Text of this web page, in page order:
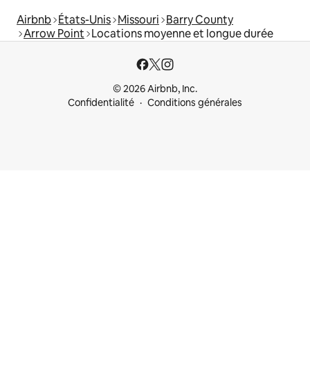
Airbnb États-Unis Missouri Barry County
Arrow Point Locations moyenne et longue durée
© 2026 Airbnb, Inc.
Confidentialité
Conditions générales